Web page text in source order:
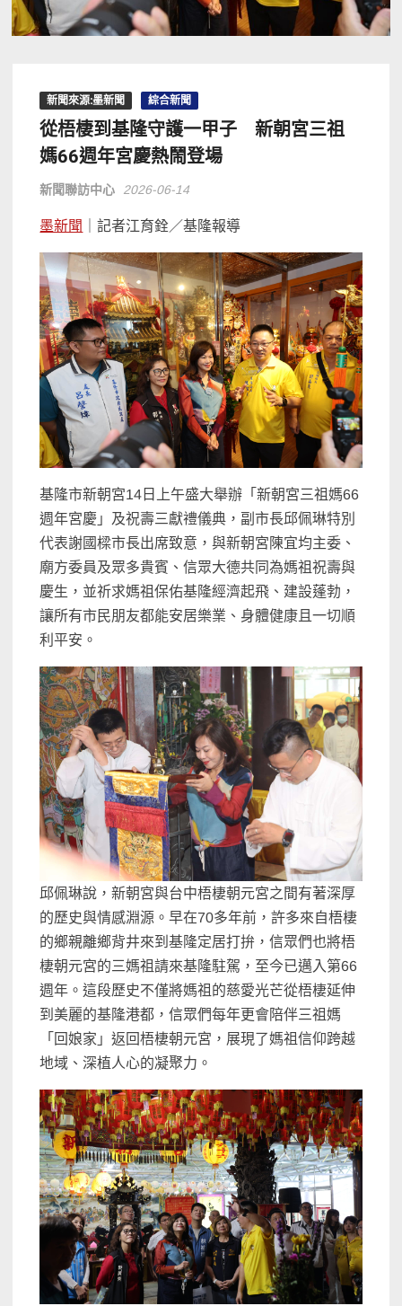
新聞來源:墨新聞 綜合新聞
從梧棲到基隆守護一甲子 新朝宮三祖
媽66週年宮慶熱鬧登場
新聞聯訪中心 2026-06-14
墨新聞 ｜記者江育銓／基隆報導
基隆市新朝宮14日上午盛大舉辦「新朝宮三祖媽66
週年宮慶」及祝壽三獻禮儀典，副市長邱佩琳特別
代表謝國樑市長出席致意，與新朝宮陳宜均主委、
廟方委員及眾多貴賓、信眾大德共同為媽祖祝壽與
慶生，並祈求媽祖保佑基隆經濟起飛、建設蓬勃，
讓所有市民朋友都能安居樂業、身體健康且一切順
利平安。
邱佩琳說，新朝宮與台中梧棲朝元宮之間有著深厚
的歷史與情感淵源。早在70多年前，許多來自梧棲
的鄉親離鄉背井來到基隆定居打拚，信眾們也將梧
棲朝元宮的三媽祖請來基隆駐駕，至今已邁入第66
週年。這段歷史不僅將媽祖的慈愛光芒從梧棲延伸
到美麗的基隆港都，信眾們每年更會陪伴三祖媽
「回娘家」返回梧棲朝元宮，展現了媽祖信仰跨越
地域、深植人心的凝聚力。